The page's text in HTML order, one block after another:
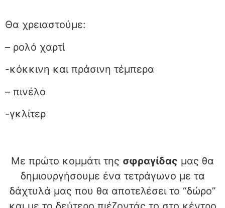
Θα χρειαστούμε:
– ρολό χαρτί
-κόκκινη και πράσινη τέμπερα
– πινέλο
-γκλίτερ
Με πρώτο κομμάτι της σφραγίδας μας θα
δημιουργήσουμε ένα τετράγωνο με τα
δάχτυλά μας που θα αποτελέσει το “δώρο”